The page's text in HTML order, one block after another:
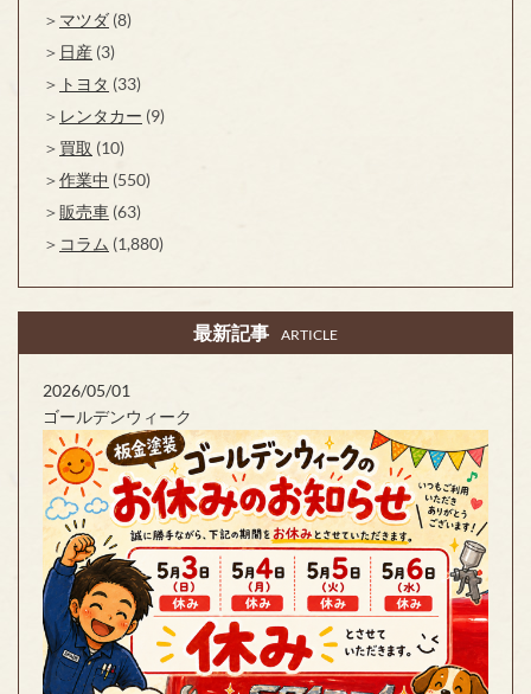
マツダ (8)
日産 (3)
トヨタ (33)
レンタカー (9)
買取 (10)
作業中 (550)
販売車 (63)
コラム (1,880)
最新記事 ARTICLE
2026/05/01
ゴールデンウィーク